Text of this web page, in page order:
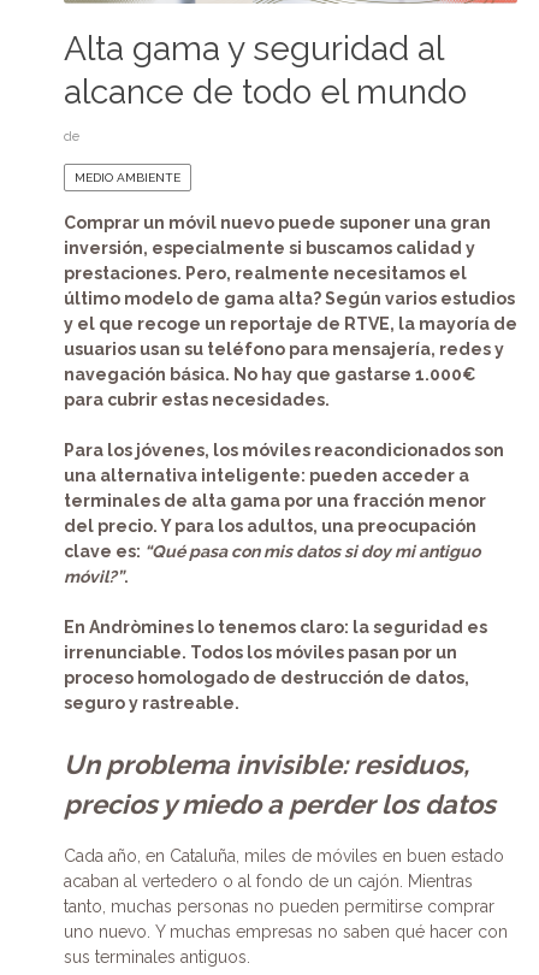
Alta gama y seguridad al
alcance de todo el mundo
de
MEDIO AMBIENTE
Comprar un móvil nuevo puede suponer una gran
inversión, especialmente si buscamos calidad y
prestaciones. Pero, realmente necesitamos el
último modelo de gama alta? Según varios estudios
y el que recoge un reportaje de RTVE, la mayoría de
usuarios usan su teléfono para mensajería, redes y
navegación básica. No hay que gastarse 1.000€
para cubrir estas necesidades.
Para los jóvenes, los móviles reacondicionados son
una alternativa inteligente: pueden acceder a
terminales de alta gama por una fracción menor
del precio. Y para los adultos, una preocupación
clave es: “Qué pasa con mis datos si doy mi antiguo
móvil?”.
En Andròmines lo tenemos claro: la seguridad es
irrenunciable. Todos los móviles pasan por un
proceso homologado de destrucción de datos,
seguro y rastreable.
Un problema invisible: residuos,
precios y miedo a perder los datos
Cada año, en Cataluña, miles de móviles en buen estado
acaban al vertedero o al fondo de un cajón. Mientras
tanto, muchas personas no pueden permitirse comprar
uno nuevo. Y muchas empresas no saben qué hacer con
sus terminales antiguos.